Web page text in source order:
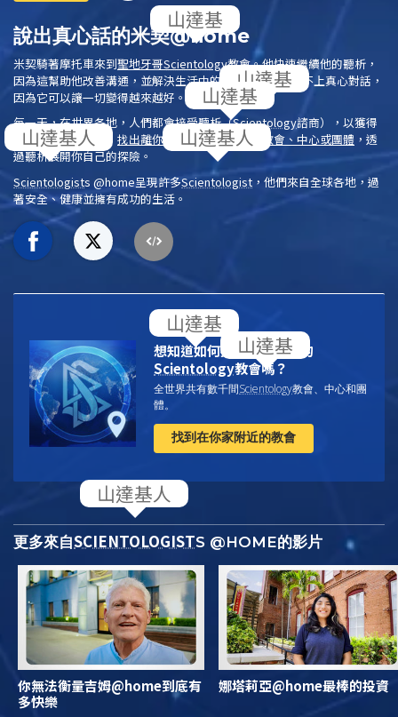
說出真心話的米契@home
米契騎著摩托車來到聖地牙哥Scientology教會。他快速繼續他的聽析，
因為這幫助他改善溝通，並解決生活中的狀況。什麼都比不上真心對話，
因為它可以讓一切變得越來越好。
每一天，在世界各地，人們都會接受聽析（Scientology諮商），以獲得
靈性的啟發與自由。 找出離你最近的 Scientology 教會、中心或團體 ，透
過聽析展開你自己的探險。
Scientologists @home呈現許多Scientologist ，他們來自全球各地，過
著安全、健康並擁有成功的生活。
更多訊息
想知道如何找到離你最近的
Scientology教會嗎？
全世界共有數千間Scientology教會、中心和團
體。
找到在你家附近的教會
更多來自SCIENTOLOGISTS @HOME的影片
你無法衡量吉姆@home到底有
多快樂
娜塔莉亞@home最棒的投資